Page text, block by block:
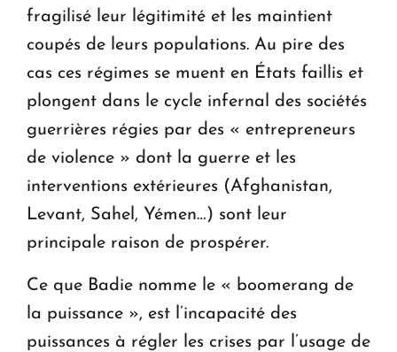
fragilisé leur légitimité et les maintient
coupés de leurs populations. Au pire des
cas ces régimes se muent en États faillis et
plongent dans le cycle infernal des sociétés
guerrières régies par des « entrepreneurs
de violence » dont la guerre et les
interventions extérieures (Afghanistan,
Levant, Sahel, Yémen…) sont leur
principale raison de prospérer.
Ce que Badie nomme le « boomerang de
la puissance », est l’incapacité des
puissances à régler les crises par l’usage de